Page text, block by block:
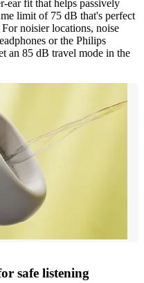
ear fit that helps passively
limit of 75 dB that's perfect
noisier locations, noise
or the Philips
an 85 dB travel mode in the
safe listening